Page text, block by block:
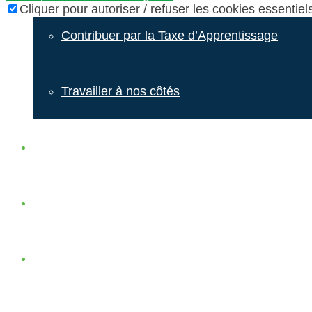
Contribuer par la Taxe d’Apprentissage
Travailler à nos côtés
Cliquer pour autoriser / refuser les cookies